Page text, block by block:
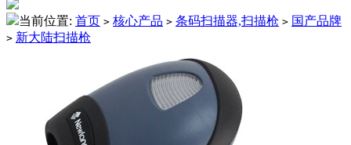
当前位置: 首页 > 核心产品 > 条码扫描器,扫描枪 > 国产品牌
> 新大陆扫描枪